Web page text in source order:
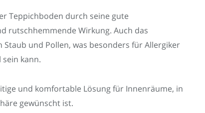
Teppichboden durch seine gute
rutschhemmende Wirkung. Auch das
und Pollen, was besonders für Allergiker
kann.
und komfortable Lösung für Innenräume, in
gewünscht ist.